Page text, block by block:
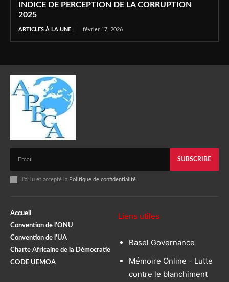
INDICE DE PERCEPTION DE LA CORRUPTION
2025
ARTICLES À LA UNE février 17, 2026
SUBSCRIBE
J'ai lu et accepté la Politique de confidentialité
Accueil
Convention de l’ONU
Convention de l’UA
Charte Africaine de la Démocratie
CODE UEMOA
Liens utiles
Basel Governance
Mémoire Online - Lutte
contre le blanchiment